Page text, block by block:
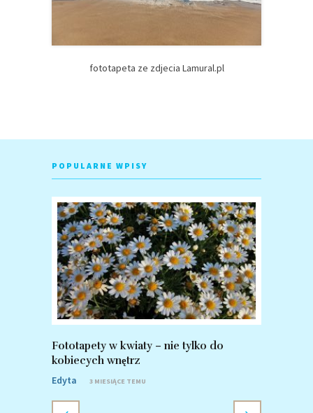
fototapeta ze zdjecia Lamural.pl
POPULARNE WPISY
Fototapety w kwiaty – nie tylko do
kobiecych wnętrz
Edyta
3 MIESIĄCE TEMU